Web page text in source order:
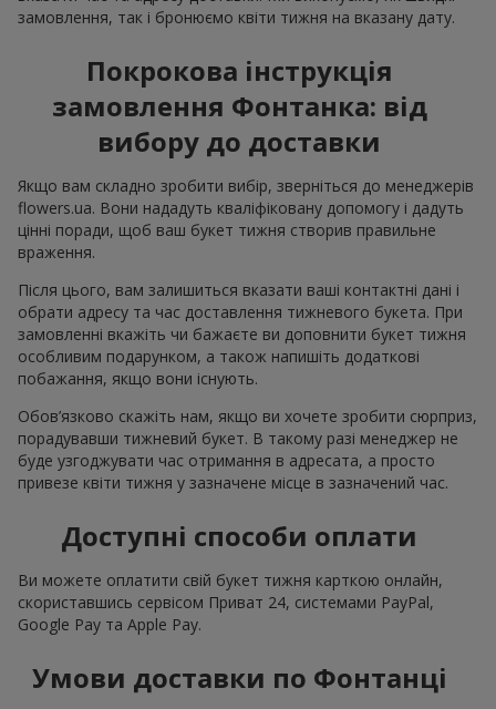
замовлення, так і бронюємо квіти тижня на вказану дату.
Покрокова інструкція
замовлення Фонтанка: від
вибору до доставки
Якщо вам складно зробити вибір, зверніться до менеджерів
flowers.ua. Вони нададуть кваліфіковану допомогу і дадуть
цінні поради, щоб ваш букет тижня створив правильне
враження.
Після цього, вам залишиться вказати ваші контактні дані і
обрати адресу та час доставлення тижневого букета. При
замовленні вкажіть чи бажаєте ви доповнити букет тижня
особливим подарунком, а також напишіть додаткові
побажання, якщо вони існують.
Обов’язково скажіть нам, якщо ви хочете зробити сюрприз,
порадувавши тижневий букет. В такому разі менеджер не
буде узгоджувати час отримання в адресата, а просто
привезе квіти тижня у зазначене місце в зазначений час.
Доступні способи оплати
Ви можете оплатити свій букет тижня карткою онлайн,
скориставшись сервісом Приват 24, системами PayPal,
Google Pay та Apple Pay.
Умови доставки по Фонтанці